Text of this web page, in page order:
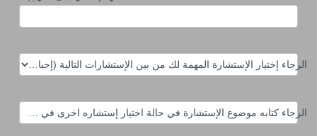
الرجاء إختيار الإستشارة المهمة لك من بين الإستشارات التالية (إجباري):
الرجاء كتابه موضوع الإستشارة في حالة اختيار إستشاره اخرى في البند